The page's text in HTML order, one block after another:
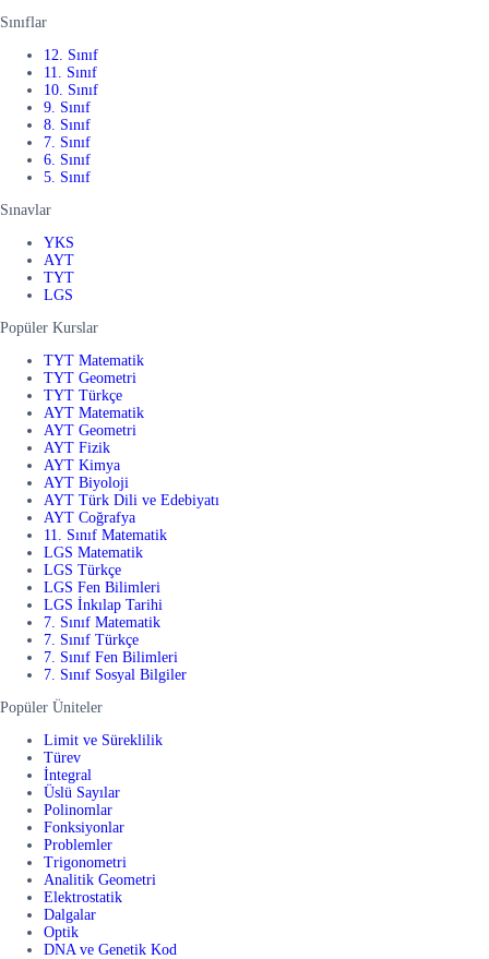
Sınıflar
12. Sınıf
11. Sınıf
10. Sınıf
9. Sınıf
8. Sınıf
7. Sınıf
6. Sınıf
5. Sınıf
Sınavlar
YKS
AYT
TYT
LGS
Popüler Kurslar
TYT Matematik
TYT Geometri
TYT Türkçe
AYT Matematik
AYT Geometri
AYT Fizik
AYT Kimya
AYT Biyoloji
AYT Türk Dili ve Edebiyatı
AYT Coğrafya
11. Sınıf Matematik
LGS Matematik
LGS Türkçe
LGS Fen Bilimleri
LGS İnkılap Tarihi
7. Sınıf Matematik
7. Sınıf Türkçe
7. Sınıf Fen Bilimleri
7. Sınıf Sosyal Bilgiler
Popüler Üniteler
Limit ve Süreklilik
Türev
İntegral
Üslü Sayılar
Polinomlar
Fonksiyonlar
Problemler
Trigonometri
Analitik Geometri
Elektrostatik
Dalgalar
Optik
DNA ve Genetik Kod